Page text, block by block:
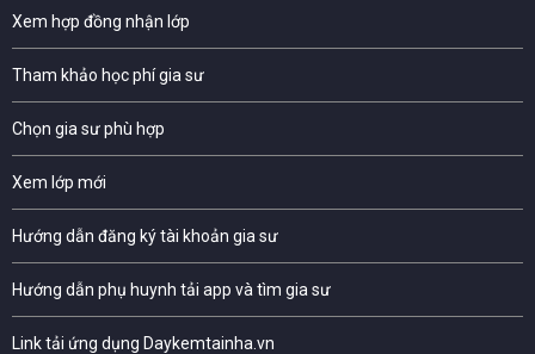
Xem hợp đồng nhận lớp
Tham khảo học phí gia sư
Chọn gia sư phù hợp
Xem lớp mới
Hướng dẫn đăng ký tài khoản gia sư
Hướng dẫn phụ huynh tải app và tìm gia sư
Link tải ứng dụng Daykemtainha.vn